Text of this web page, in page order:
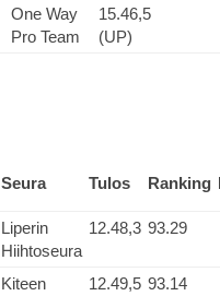
One Way
Pro Team
15.46,5
(UP)
Seura Tulos Ranking
Liperin
Hiihtoseura
12.48,3 93.29
Kiteen
12.49,5 93.14